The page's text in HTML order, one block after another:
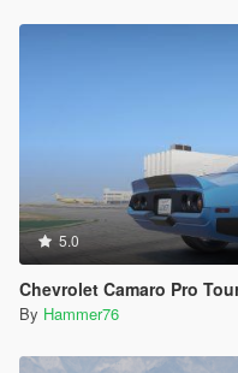
5.0
Chevrolet Camaro Pro
By Hammer76